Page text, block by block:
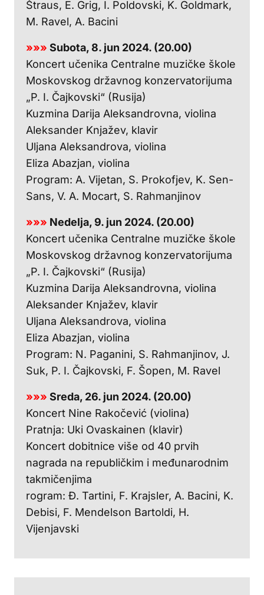
Štraus, E. Grig, I. Poldovski, K. Goldmark,
M. Ravel, A. Bacini
»»» Subota, 8. jun 2024. (20.00)
Koncert učenika Centralne muzičke škole
Moskovskog državnog konzervatorijuma
„P. I. Čajkovski“ (Rusija)
Kuzmina Darija Aleksandrovna, violina
Aleksander Knjažev, klavir
Uljana Aleksandrova, violina
Eliza Abazjan, violina
Program: A. Vijetan, S. Prokofjev, K. Sen-
Sans, V. A. Mocart, S. Rahmanjinov
»»» Nedelja, 9. jun 2024. (20.00)
Koncert učenika Centralne muzičke škole
Moskovskog državnog konzervatorijuma
„P. I. Čajkovski“ (Rusija)
Kuzmina Darija Aleksandrovna, violina
Aleksander Knjažev, klavir
Uljana Aleksandrova, violina
Eliza Abazjan, violina
Program: N. Paganini, S. Rahmanjinov, J.
Suk, P. I. Čajkovski, F. Šopen, M. Ravel
»»» Sreda, 26. jun 2024. (20.00)
Koncert Nine Rakočević (violina)
Pratnja: Uki Ovaskainen (klavir)
Koncert dobitnice više od 40 prvih
nagrada na republičkim i međunarodnim
takmičenjima
rogram: Đ. Tartini, F. Krajsler, A. Bacini, K.
Debisi, F. Mendelson Bartoldi, H.
Vijenjavski